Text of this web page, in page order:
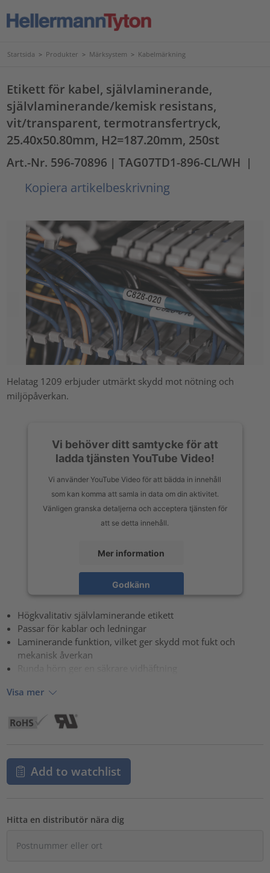
Startsida > Produkter > Märksystem > Kabelmärkning
Etikett för kabel, självlaminerande,
självlaminerande/kemisk resistans,
vit/transparent, termotransfertryck,
25.40x50.80mm, H2=187.20mm, 250st
Art.-Nr. 596-70896 | TAG07TD1-896-CL/WH |
Kopiera artikelbeskrivning
Helatag 1209 erbjuder utmärkt skydd mot nötning och
miljöpåverkan.
Vi behöver ditt samtycke för att
ladda tjänsten YouTube Video!
Vi använder YouTube Video för att bädda in innehåll
som kan komma att samla in data om din aktivitet.
Vänligen granska detaljerna och acceptera tjänsten för
att se detta innehåll.
Mer information
Godkänn
Högkvalitativ självlaminerande etikett
Passar för kablar och ledningar
Laminerande funktion, vilket ger skydd mot fukt och
mekanisk åverkan
Runda hörn ger en säkrare vidhäftning
Visa mer
Add to watchlist
Hitta en distributör nära dig